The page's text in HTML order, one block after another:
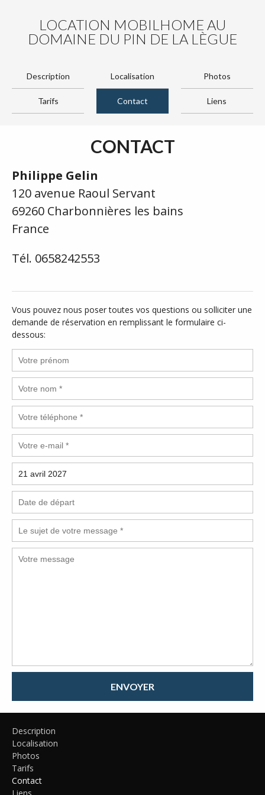
LOCATION MOBILHOME AU
DOMAINE DU PIN DE LA LÈGUE
Description Localisation Photos
Tarifs Contact Liens
CONTACT
Philippe Gelin
120 avenue Raoul Servant
69260 Charbonnières les bains
France
Tél. 0658242553
Vous pouvez nous poser toutes vos questions ou solliciter une
demande de réservation en remplissant le formulaire ci-
dessous:
ENVOYER
Description
Localisation
Photos
Tarifs
Contact